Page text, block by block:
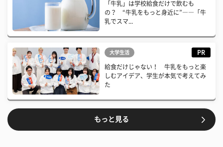
「牛乳」は学校給食だけで飲むも
の？ “牛乳をもっと身近に”――「牛
乳でスマ...
大学生活 PR
給食だけじゃない！ 牛乳をもっと楽
しむアイデア、学生が本気で考えてみ
た
もっと見る